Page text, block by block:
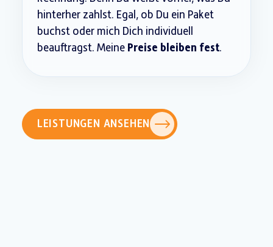
hinterher zahlst. Egal, ob Du ein Paket
buchst oder mich Dich individuell
beauftragst. Meine Preise bleiben fest.
LEISTUNGEN ANSEHEN